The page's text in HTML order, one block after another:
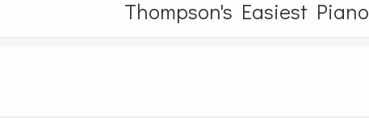
Thompson's Easiest Piano